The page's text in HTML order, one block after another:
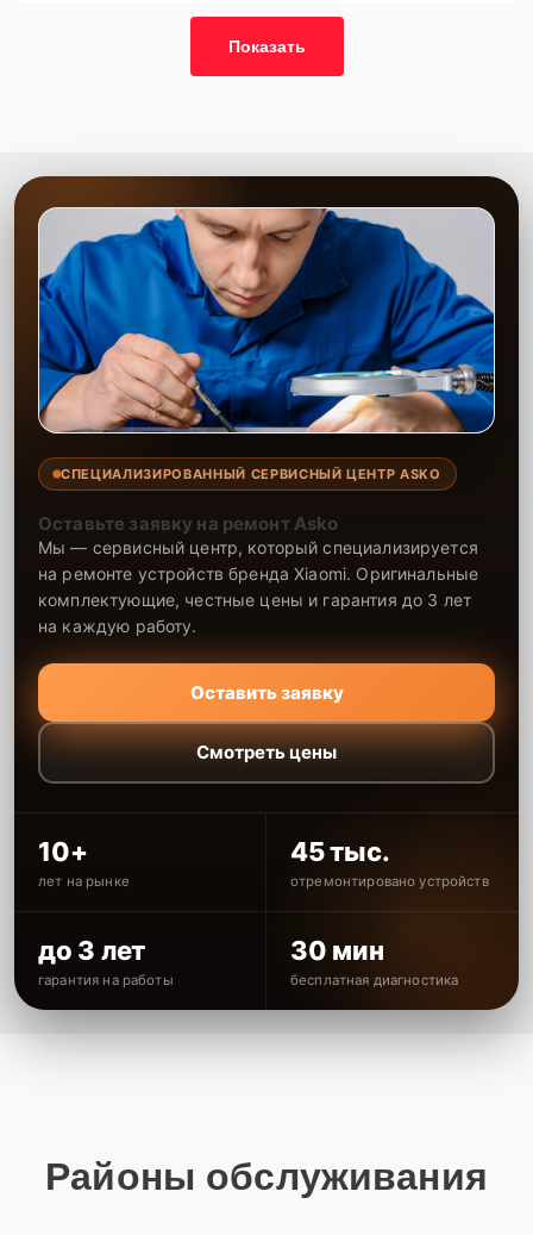
Показать
СПЕЦИАЛИЗИРОВАННЫЙ СЕРВИСНЫЙ ЦЕНТР ASKO
Оставьте заявку на ремонт Asko
Мы — сервисный центр, который специализируется
на ремонте устройств бренда Xiaomi. Оригинальные
комплектующие, честные цены и гарантия до 3 лет
на каждую работу.
Оставить заявку
Смотреть цены
10+
лет на рынке
45 тыс.
отремонтировано устройств
до 3 лет
гарантия на работы
30 мин
бесплатная диагностика
Районы обслуживания